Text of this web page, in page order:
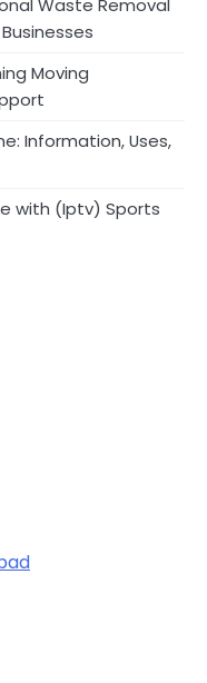
Waste Removal
Moving
Information, Uses,
with (Iptv) Sports